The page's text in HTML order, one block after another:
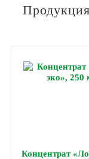
Концентрат